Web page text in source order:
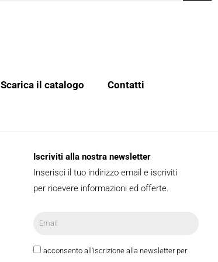
Scarica il catalogo Contatti
Iscriviti alla nostra newsletter
Inserisci il tuo indirizzo email e iscriviti
per ricevere informazioni ed offerte.
acconsento all'iscrizione alla newsletter per